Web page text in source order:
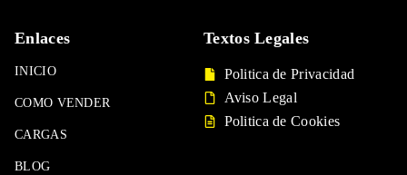
Enlaces
INICIO
COMO VENDER
CARGAS
BLOG
Textos Legales
Politica de Privacidad
Aviso Legal
Politica de Cookies